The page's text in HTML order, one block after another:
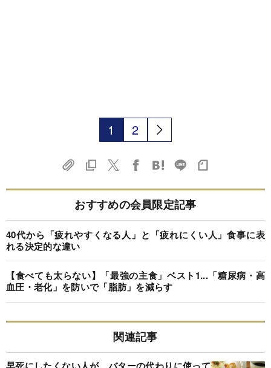
1 2
おすすめの会員限定記事
40代から「疲れやすくなる人」と「疲れにくい人」食事に表
れる決定的な違い
【食べても太らない】「最強の主食」ベスト1...「糖尿病・高
血圧・老化」を防いで「脂肪」を減らす
関連記事